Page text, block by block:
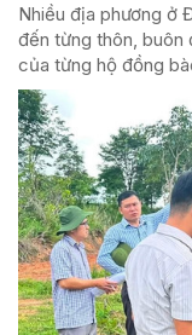
Nhiều địa phương ở
đến từng thôn, buôn
của từng hộ đồng